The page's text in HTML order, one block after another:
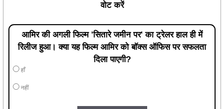
वोट करें
आमिर की अगली फिल्म 'सितारे जमीन पर' का ट्रेलर हाल ही में
रिलीज हुआ। क्या यह फिल्म आमिर को बॉक्स ऑफिस पर सफलता
दिला पाएगी?
हाँ
नहीं